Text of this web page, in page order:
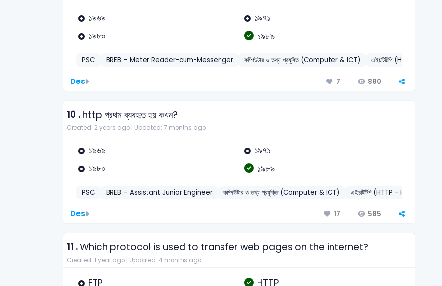
১৯৬৯
১৯৭১
১৯৮০
১৯৮৯
PSC BREB – Meter Reader-cum-Messenger কম্পিউটার ও তথ্য প্রযুক্তি (Computer & ICT) এইচটিটিপি (HTTP -
Des 7 890
10 .http প্রথম ব্যবহৃত হয় কখন?
Created: 2 years ago | Updated: 7 months ago
১৯৬৯
১৯৭১
১৯৮০
১৯৮৯
PSC BREB – Assistant Junior Engineer কম্পিউটার ও তথ্য প্রযুক্তি (Computer & ICT) এইচটিটিপি (HTTP - Hypertext
Des 17 585
11 .Which protocol is used to transfer web pages on the internet?
Created: 1 year ago | Updated: 4 months ago
FTP HTTP